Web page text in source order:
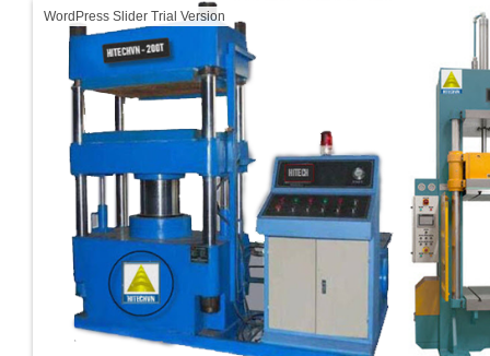
WordPress Slider Trial Version